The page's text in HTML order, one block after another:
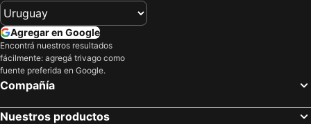
Agregar en Google
Encontrá nuestros resultados
fácilmente: agregá trivago como
fuente preferida en Google.
Compañía
Nuestros productos